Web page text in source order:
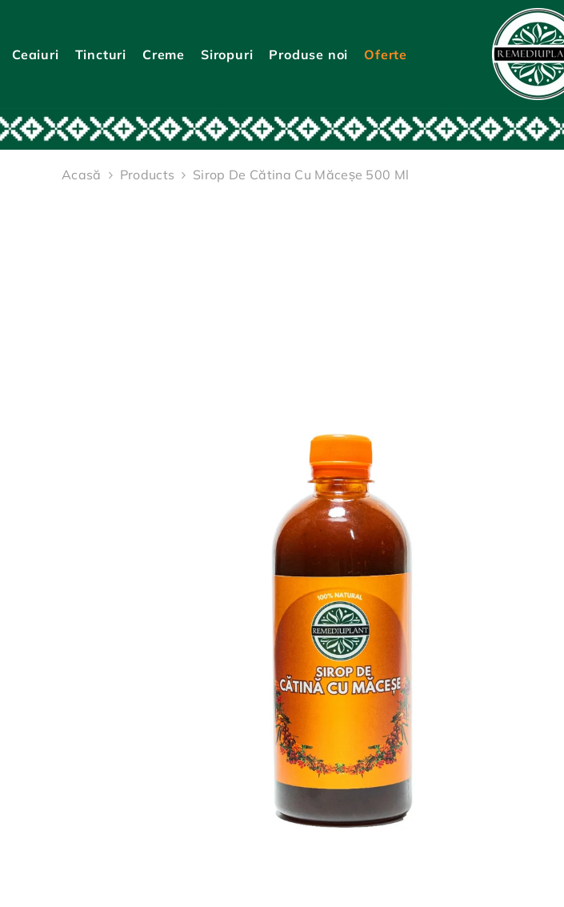
Ceaiuri Tincturi Creme Siropuri Produse noi Oferte
Acasă Products Sirop De Cătina Cu Măceșe 500 Ml